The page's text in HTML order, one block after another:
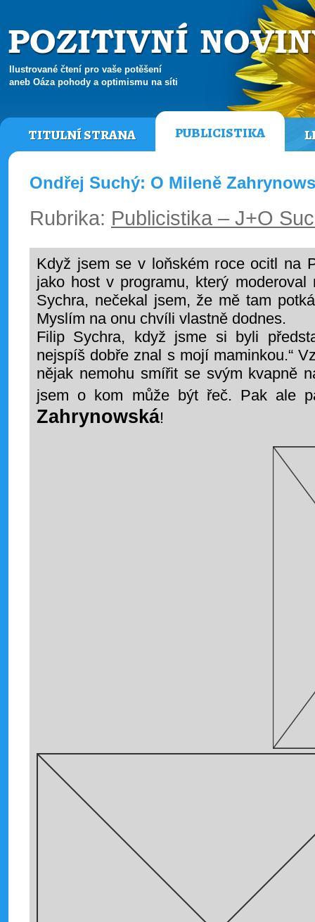
Ilustrované čtení pro vaše potěšení
aneb Oáza pohody a optimismu na síti
TITULNÍ STRANA PUBLICISTIKA
Ondřej Suchý: O Mileně
Rubrika: Publicistika – J+O
Když jsem se v loňském roce ocitl na
jako host v programu, který
Sychra, nečekal jsem, že mě tam
Myslím na onu chvíli vlastně dodnes.
Filip Sychra, když jsme si byli
nejspíš dobře znal s mojí maminkou.“
nějak nemohu smířit se svým kvapně
jsem o kom může být řeč. Pak ale
Zahrynowská!